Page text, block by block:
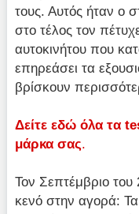
τους. Αυτός ήταν ο
στο τέλος τον
αυτοκινήτου που
επηρεάσει τα
βρίσκουν
Δείτε εδώ όλα τα
μάρκα σας.
Τον Σεπτέμβριο
κενό στην αγορά: